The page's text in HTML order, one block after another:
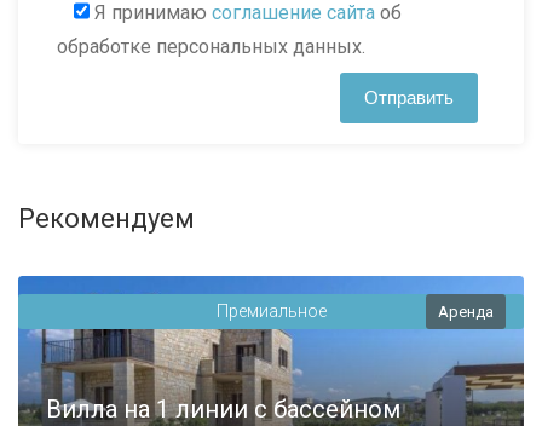
Я принимаю соглашение сайта об
обработке персональных данных.
Рекомендуем
Премиальное Аренда
Вилла на 1 линии с бассейном